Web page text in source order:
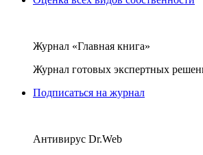
Журнал «Главная книга»
Журнал готовых экспертных
Подписаться на журнал
Антивирус Dr.Web